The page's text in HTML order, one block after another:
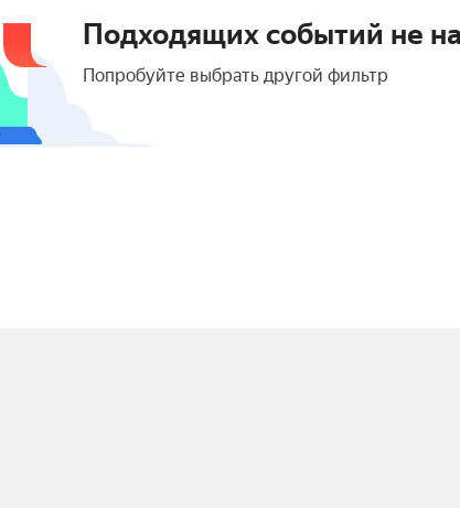
Подходящих событий не
Попробуйте выбрать другой фильтр